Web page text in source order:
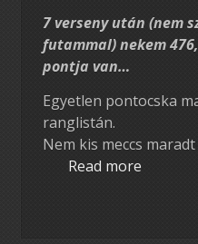
7 verseny után (nem
futammal) nekem
pontja van…
Egyetlen pontocska
ranglistán.
Nem kis meccs
Read more